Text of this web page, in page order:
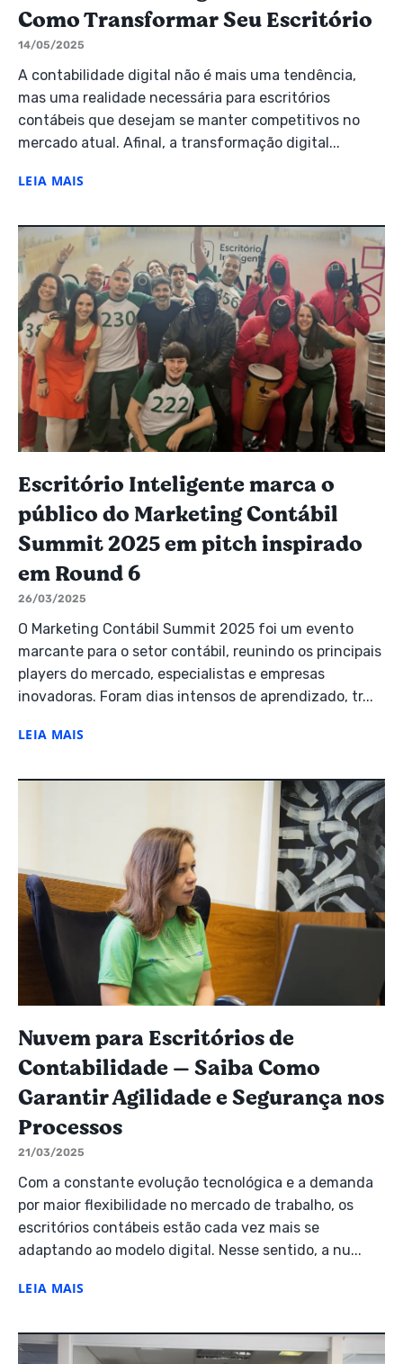
Como Transformar Seu Escritório
14/05/2025
A contabilidade digital não é mais uma tendência,
mas uma realidade necessária para escritórios
contábeis que desejam se manter competitivos no
mercado atual. Afinal, a transformação digital...
LEIA MAIS
Escritório Inteligente marca o
público do Marketing Contábil
Summit 2025 em pitch inspirado
em Round 6
26/03/2025
O Marketing Contábil Summit 2025 foi um evento
marcante para o setor contábil, reunindo os principais
players do mercado, especialistas e empresas
inovadoras. Foram dias intensos de aprendizado, tr...
LEIA MAIS
Nuvem para Escritórios de
Contabilidade — Saiba Como
Garantir Agilidade e Segurança nos
Processos
21/03/2025
Com a constante evolução tecnológica e a demanda
por maior flexibilidade no mercado de trabalho, os
escritórios contábeis estão cada vez mais se
adaptando ao modelo digital. Nesse sentido, a nu...
LEIA MAIS